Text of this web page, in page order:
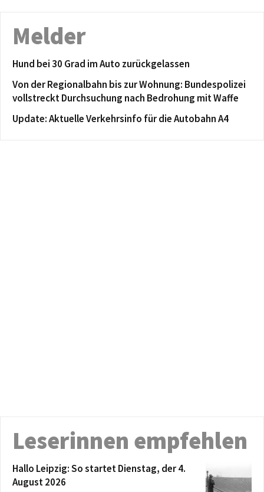
Melder
Hund bei 30 Grad im Auto zurückgelassen
Von der Regionalbahn bis zur Wohnung: Bundespolizei
vollstreckt Durchsuchung nach Bedrohung mit Waffe
Update: Aktuelle Verkehrsinfo für die Autobahn A4
Leserinnen empfehlen
Hallo Leipzig: So startet Dienstag, der 4.
August 2026